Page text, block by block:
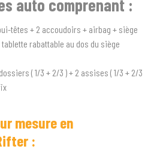
VOTRE VÉHICULE
auto comprenant :
têtes + 2 accoudoirs + airbag + siège
rabattable au dos du siège
( 1/3 + 2/3 ) + 2 assises ( 1/3 + 2/3
mesure en
: